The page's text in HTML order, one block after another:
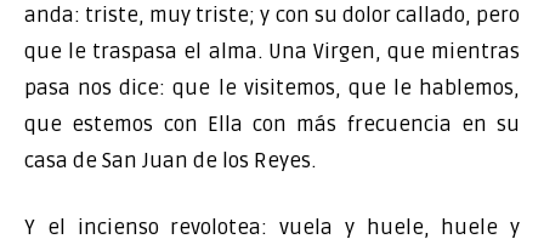
anda: triste, muy triste; y con su dolor callado, pero
que le traspasa el alma. Una Virgen, que mientras
pasa nos dice: que le visitemos, que le hablemos,
que estemos con Ella con más frecuencia en su
casa de San Juan de los Reyes.
Y el incienso revolotea: vuela y huele, huele y